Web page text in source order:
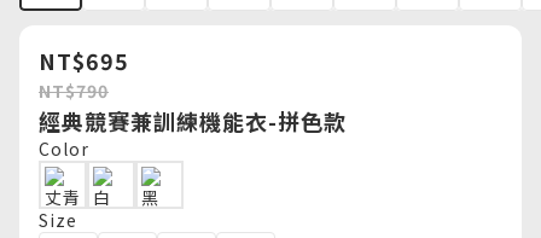
NT$695
NT$790
經典競賽兼訓練機能衣-拼色款
Color
Size